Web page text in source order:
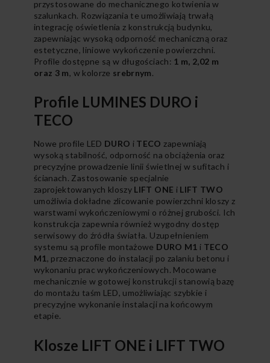
przystosowane do mechanicznego kotwienia w
szalunkach. Rozwiązania te umożliwiają trwałą
integrację oświetlenia z konstrukcją budynku,
zapewniając wysoką odporność mechaniczną oraz
estetyczne, liniowe wykończenie powierzchni.
Profile dostępne są w długościach: 1 m, 2,02 m
oraz 3 m, w kolorze srebrnym.
Profile LUMINES DURO i
TECO
Nowe profile LED DURO i TECO zapewniają
wysoką stabilność, odporność na obciążenia oraz
precyzyjne prowadzenie linii świetlnej w sufitach i
ścianach. Zastosowanie specjalnie
zaprojektowanych kloszy LIFT ONE i LIFT TWO
umożliwia dokładne zlicowanie powierzchni kloszy z
warstwami wykończeniowymi o różnej grubości. Ich
konstrukcja zapewnia również wygodny dostęp
serwisowy do źródła światła. Uzupełnieniem
systemu są profile montażowe DURO M1 i TECO
M1, przeznaczone do instalacji po zalaniu betonu i
wykonaniu prac wykończeniowych. Mocowane
mechanicznie w gotowej konstrukcji stanowią bazę
do montażu taśm LED, umożliwiając szybkie i
precyzyjne wykonanie instalacji na końcowym
etapie.
Klosze LIFT ONE i LIFT TWO